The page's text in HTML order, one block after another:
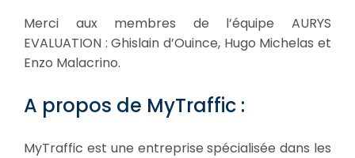
Merci aux membres de l’équipe AURYS
EVALUATION : Ghislain d’Ouince, Hugo Michelas et
Enzo Malacrino.
A propos de MyTraffic :
MyTraffic est une entreprise spécialisée dans les